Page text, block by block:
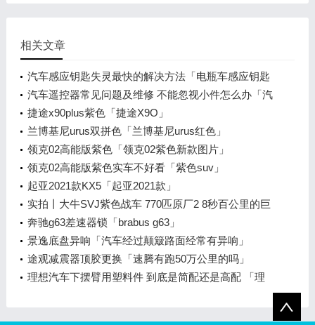
相关文章
汽车感应钥匙失灵最快的解决方法「电瓶车感应钥匙
失灵」
汽车遥控器常见问题及维修 不能忽视小件怎么办「汽
车遥控感应器坏了怎么办」
捷途x90plus紫色「捷途X9O」
兰博基尼urus双拼色「兰博基尼urus红色」
领克02高能版紫色「领克02紫色新款图片」
领克02高能版紫色实车不好看「紫色suv」
起亚2021款KX5「起亚2021款」
实拍丨大牛SVJ紫色战车 770匹原厂2 8秒百公里的巨
兽
奔驰g63差速器锁「brabus g63」
景逸底盘异响「汽车经过颠簸路面经常有异响」
途观减震器顶胶更换「速腾有跑50万公里的吗」
理想汽车下摆臂用塑料件 到底是简配还是高配 「理